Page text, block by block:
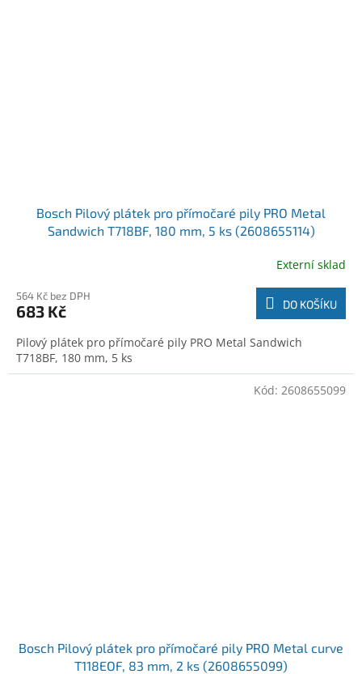
Bosch Pilový plátek pro přímočaré pily PRO Metal
Sandwich T718BF, 180 mm, 5 ks (2608655114)
Externí sklad
564 Kč bez DPH
683 Kč DO KOŠÍKU
Pilový plátek pro přímočaré pily PRO Metal Sandwich
T718BF, 180 mm, 5 ks
Bosch Pilový plátek pro přímočaré pily PRO Metal curve
T118EOF, 83 mm, 2 ks (2608655099)
Kód: 2608655099